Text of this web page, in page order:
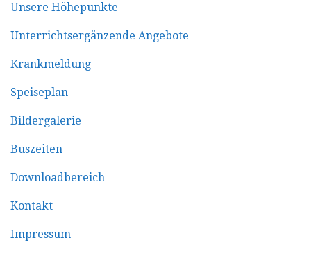
Unsere Höhepunkte
Unterrichtsergänzende Angebote
Krankmeldung
Speiseplan
Bildergalerie
Buszeiten
Downloadbereich
Kontakt
Impressum